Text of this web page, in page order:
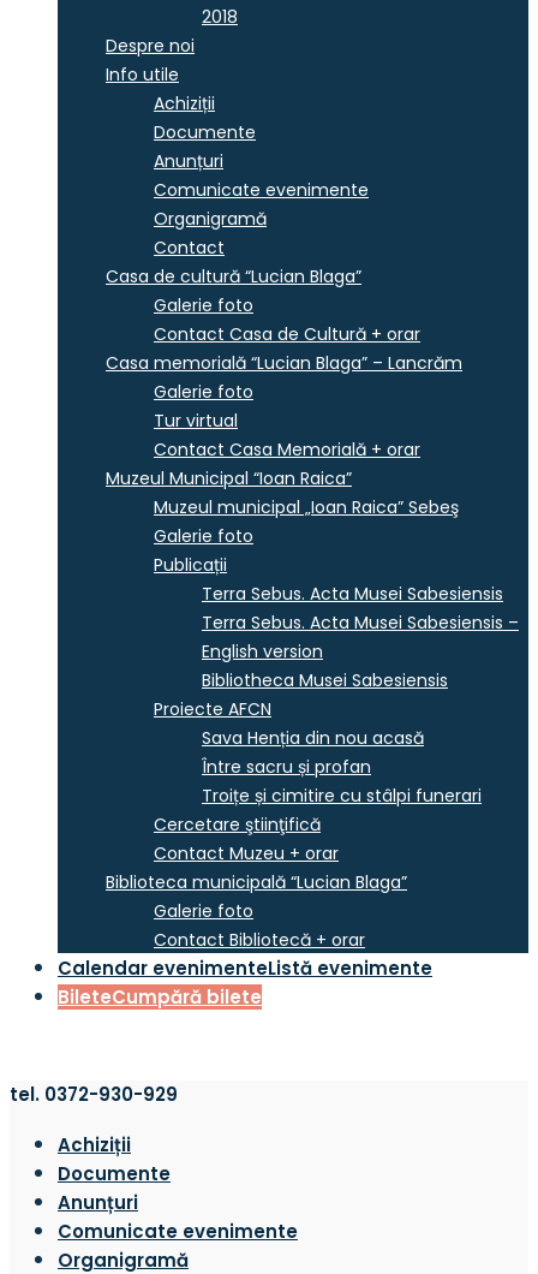
2018
Despre noi
Info utile
Achiziții
Documente
Anunțuri
Comunicate evenimente
Organigramă
Contact
Casa de cultură “Lucian Blaga”
Galerie foto
Contact Casa de Cultură + orar
Casa memorială “Lucian Blaga” – Lancrăm
Galerie foto
Tur virtual
Contact Casa Memorială + orar
Muzeul Municipal “Ioan Raica”
Muzeul municipal „Ioan Raica” Sebeş
Galerie foto
Publicații
Terra Sebus. Acta Musei Sabesiensis
Terra Sebus. Acta Musei Sabesiensis –
English version
Bibliotheca Musei Sabesiensis
Proiecte AFCN
Sava Henția din nou acasă
Între sacru și profan
Troițe și cimitire cu stâlpi funerari
Cercetare ştiinţifică
Contact Muzeu + orar
Biblioteca municipală “Lucian Blaga”
Galerie foto
Contact Bibliotecă + orar
Calendar evenimenteListă evenimente
BileteCumpără bilete
tel. 0372-930-929
Achiziții
Documente
Anunțuri
Comunicate evenimente
Organigramă